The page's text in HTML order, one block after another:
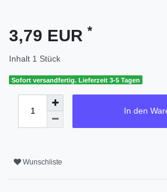
3,79 EUR *
Inhalt 1 Stück
Sofort versandfertig. Lieferzeit 3-5 Tagen
In den
Wunschliste